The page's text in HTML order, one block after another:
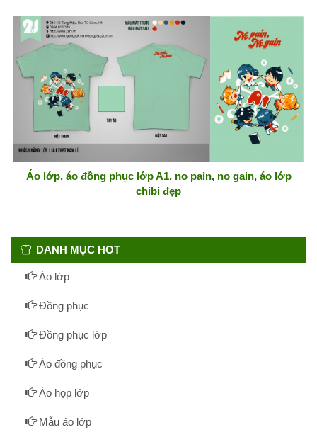
Áo lớp, áo đồng phục lớp A1, no pain, no gain, áo lớp
chibi đẹp
DANH MỤC HOT
Áo lớp
Đồng phục
Đồng phục lớp
Áo đồng phục
Áo họp lớp
Mẫu áo lớp